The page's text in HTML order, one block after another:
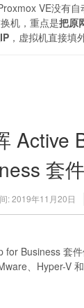
VE没有自
机，重点是把原
，虚拟机直接填
Active
套
:2019年11月20日
for Business 套
、Hyper-V